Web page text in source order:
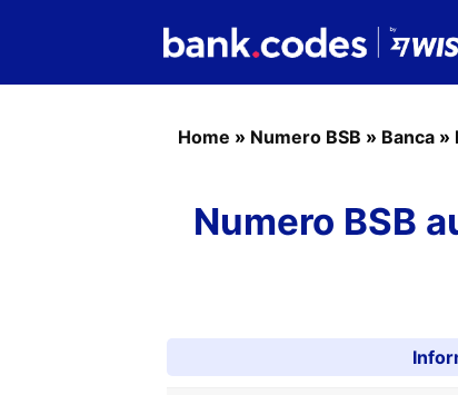
Home » Numero BSB » Banca »
Numero BSB